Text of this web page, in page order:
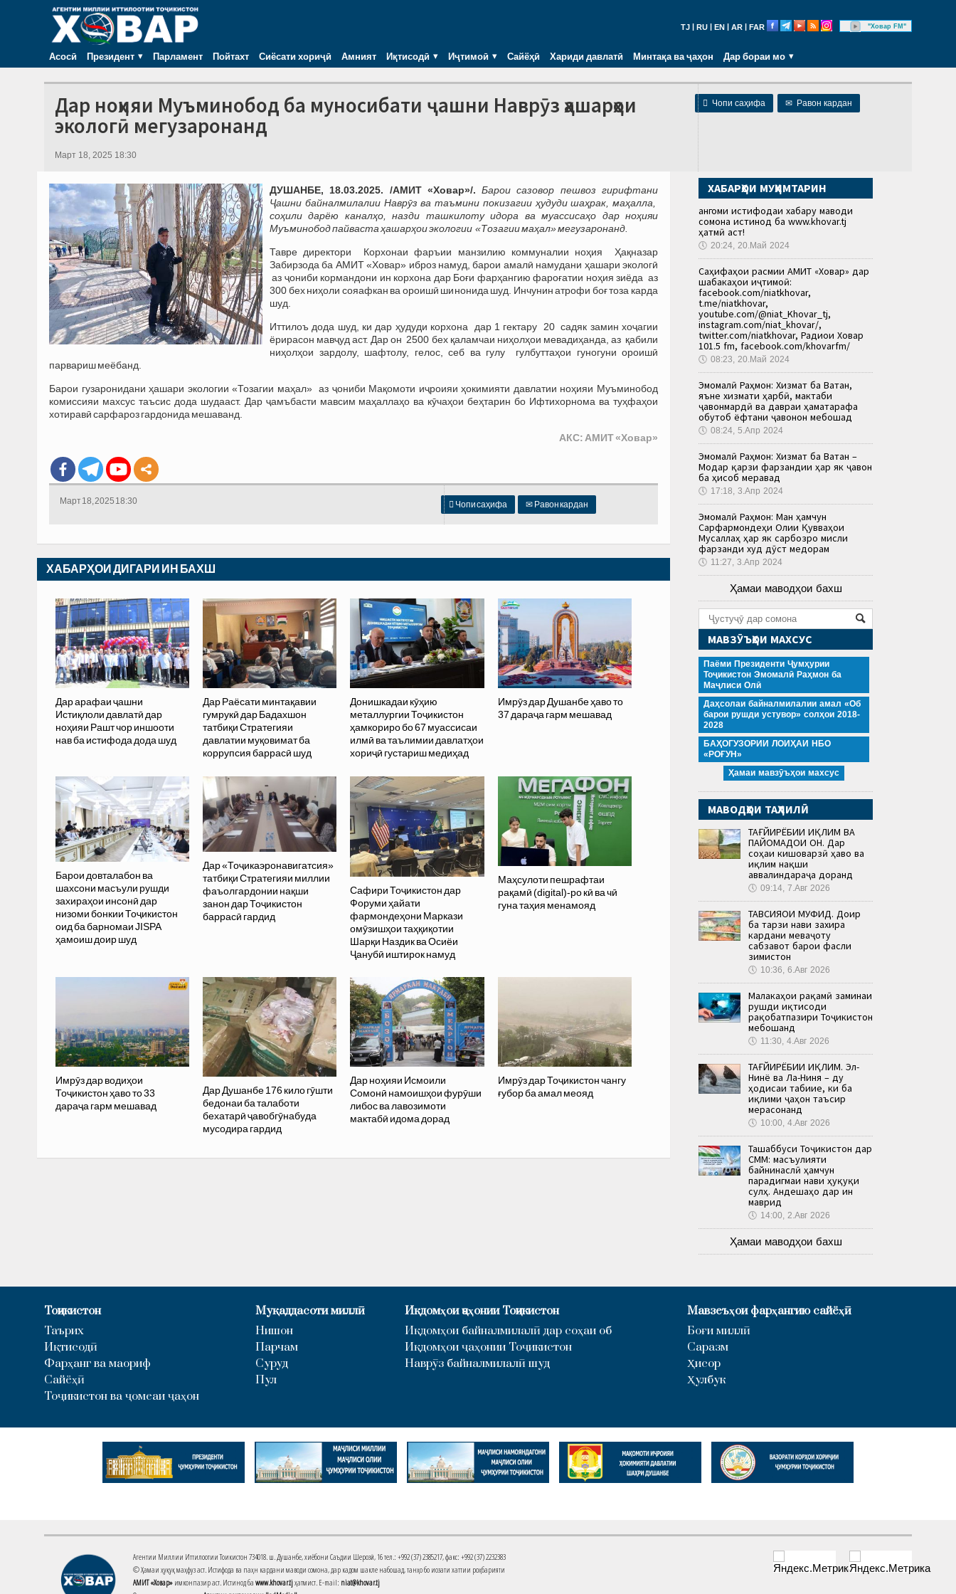
TJ RU EN AR FAR "Ховар FM"
Асосӣ Президент Парламент Пойтахт Сиёсати хориҷӣ Амният Иқтисодӣ Иҷтимоӣ Сайёҳӣ Хариди давлатӣ Минтақа ва ҷаҳон Дар бораи мо
 Чопи саҳифа ✉ Равон кардан
Дар ноҳияи Муъминобод ба муносибати ҷашни Наврӯз ҳашарҳои
экологӣ мегузаронанд
Март 18, 2025 18:30
ДУШАНБЕ, 18.03.2025. /АМИТ «Ховар»/. Барои сазовор пешвоз гирифтани
Ҷашни байналмилалииНаврӯз ва таъмини покизагии ҳудуди шаҳрак, маҳалла,
соҳили дарёю каналҳо, назди ташкилоту идора ва муассисаҳо дар ноҳияи
Муъминобод пайваста ҳашарҳои экологии «Тозагиимаҳал» мегузаронанд.
Тавре директори Корхонаи фаръии манзилию коммуналии ноҳия Ҳақназар
Забирзода ба АМИТ «Ховар» иброз намуд, барои амалӣ намудани ҳашари экологӣ
аз ҷониби кормандони ин корхона дар Боғи фарҳангию фароғатии ноҳия зиёда аз
300 бех ниҳоли сояафкан ва ороишӣ шинонида шуд. Инчунин атрофи боғ тоза карда
шуд.
Иттилоъ дода шуд, ки дар ҳудуди корхона дар 1 гектару 20 садяк замин хоҷагии
ёрирасон мавҷуд аст. Дар он 2500 бех қаламчаи ниҳолҳои мевадиҳанда, аз қабили
ниҳолҳои зардолу, шафтолу, гелос, себ ва гулу гулбуттаҳои гуногуни ороишӣ
парвариш меёбанд.
Барои гузаронидани ҳашари экологии «Тозагии маҳал» аз ҷониби Мақомоти иҷроияи ҳокимияти давлатии ноҳияи Муъминобод
комиссияи махсус таъсис дода шудааст. Дар ҷамъбасти мавсим маҳаллаҳо ва кӯчаҳои беҳтарин бо Ифтихорнома ва туҳфаҳои
хотиравӣ сарфароз гардонида мешаванд.
АКС: АМИТ«Ховар»
 Чопи саҳифа ✉ Равон кардан
Март 18, 2025 18:30
ХАБАРҲОИ ДИГАРИ ИН БАХШ
Дар арафаи ҷашни
Истиқлоли давлатӣ дар
ноҳияи Рашт чор иншооти
нав ба истифода дода шуд
Дар Раёсати минтақавии
гумрукӣ дар Бадахшон
татбиқи Стратегияи
давлатии муқовимат ба
коррупсия баррасӣ шуд
Донишкадаи кӯҳию
металлургии Тоҷикистон
ҳамкориро бо 67 муассисаи
илмӣ ва таълимии давлатҳои
хориҷӣ густариш медиҳад
Имрӯз дар Душанбе ҳаво то
37 дараҷа гарм мешавад
Барои довталабон ва
шахсони масъули рушди
захираҳои инсонӣ дар
низоми бонкии Тоҷикистон
оид ба барномаи JISPA
ҳамоиш доир шуд
Дар «Тоҷикаэронавигатсия»
татбиқи Стратегияи миллии
фаъолгардонии нақши
занон дар Тоҷикистон
баррасӣ гардид
Сафири Тоҷикистон дар
Форуми ҳайати
фармондеҳони Маркази
омӯзишҳои таҳқиқотии
Шарқи Наздик ва Осиёи
Ҷанубӣ иштирок намуд
Маҳсулоти пешрафтаи
рақамӣ (digital)-ро кӣ ва чӣ
гуна таҳия менамояд
Имрӯз дар водиҳои
Тоҷикистон ҳаво то 33
дараҷа гарм мешавад
Дар Душанбе 176 кило гӯшти
бедонаи ба талаботи
бехатарӣ ҷавобгӯнабуда
мусодира гардид
Дар ноҳияи Исмоили
Сомонӣ намоишҳои фурӯши
либос ва лавозимоти
мактабӣ идома дорад
Имрӯз дар Тоҷикистон чангу
ғубор ба амал меояд
ХАБАРҲОИ МУҲИМТАРИН
Ҳангоми истифодаи хабару маводи
сомона истинод ба www.khovar.tj
ҳатмӣ аст!
🕔 20:24, 20.Май 2024
Саҳифаҳои расмии АМИТ «Ховар» дар
шабакаҳои иҷтимоӣ:
facebook.com/niatkhovar,
t.me/niatkhovar,
youtube.com/@niat_Khovar_tj,
instagram.com/niat_khovar/,
twitter.com/niatkhovar, Радиои Ховар
101.5 fm, facebook.com/khovarfm/
🕔 08:23, 20.Май 2024
Эмомалӣ Раҳмон: Хизмат ба Ватан,
яъне хизмати ҳарбӣ, мактаби
ҷавонмардӣ ва давраи ҳаматарафа
обутоб ёфтани ҷавонон мебошад
🕔 08:24, 5.Апр 2024
Эмомалӣ Раҳмон: Хизмат ба Ватан –
Модар қарзи фарзандии ҳар як ҷавон
ба ҳисоб меравад
🕔 17:18, 3.Апр 2024
Эмомалӣ Раҳмон: Ман ҳамчун
Сарфармондеҳи Олии Қувваҳои
Мусаллаҳ ҳар як сарбозро мисли
фарзанди худ дӯст медорам
🕔 11:27, 3.Апр 2024
Ҳамаи маводҳои бахш
МАВЗӮЪҲОИ МАХСУС
Паёми Президенти Ҷумҳурии
Тоҷикистон Эмомалӣ Раҳмон ба
Маҷлиси Олӣ
Даҳсолаи байналмилалии амал «Об
барои рушди устувор» солҳои 2018-
2028
БАҲОГУЗОРИИ ЛОИҲАИ НБО
«РОҒУН»
Ҳамаи мавзӯъҳои махсус
МАВОДҲОИ ТАҲЛИЛӢ
ТАҒЙИРЁБИИ ИҚЛИМ ВА
ПАЙОМАДҲОИ ОН. Дар
соҳаи кишоварзӣ ҳаво ва
иқлим нақши
аввалиндараҷа доранд
🕔 09:14, 7.Авг 2026
ТАВСИЯҲОИ МУФИД. Доир
ба тарзи нави захира
кардани меваҷоту
сабзавот барои фасли
зимистон
🕔 10:36, 6.Авг 2026
Малакаҳои рақамӣ заминаи
рушди иқтисоди
рақобатпазири Тоҷикистон
мебошанд
🕔 11:30, 4.Авг 2026
ТАҒЙИРЁБИИ ИҚЛИМ. Эл-
Нинё ва Ла-Ниня – ду
ҳодисаи табиие, ки ба
иқлими ҷаҳон таъсир
мерасонанд
🕔 10:00, 4.Авг 2026
Ташаббуси Тоҷикистон дар
СММ: масъулияти
байнинаслӣ ҳамчун
парадигмаи нави ҳуқуқи
сулҳ. Андешаҳо дар ин
маврид
🕔 14:00, 2.Авг 2026
Ҳамаи маводҳои бахш
Тоҷикистон
Таърих
Иқтисодӣ
Фарҳанг ва маориф
Сайёҳӣ
Тоҷикистон ва ҷомеаи ҷаҳон
Муқаддасоти миллӣ
Нишон
Парчам
Суруд
Пул
Иқдомҳои ҷаҳонии Тоҷикистон
Иқдомҳои байналмилалӣ дар соҳаи об
Иқдомҳои ҷаҳонии Тоҷикистон
Наврӯз байналмилалӣ шуд
Мавзеъҳои фарҳангию сайёҳӣ
Боғи миллӣ
Саразм
Ҳисор
Ҳулбук
Агентии Миллии Иттилоотии Тоҷикистон 734018. ш. Душанбе, хиёбони Саъдии Шерозӣ, 16 тел.: +992 (37) 2385217, факс: +992 (37) 2232383
© Ҳамаи ҳуқуқ маҳфуз аст. Истифода ва паҳн кардани маводи сомона, дар кадом шакле набошад, танҳо бо иҷозати хаттии роҳбарияти
АМИТ «Ховар» имконпазир аст. Истинод ба www.khovar.tjҳатмист. E-mail: niat@khovar.tj